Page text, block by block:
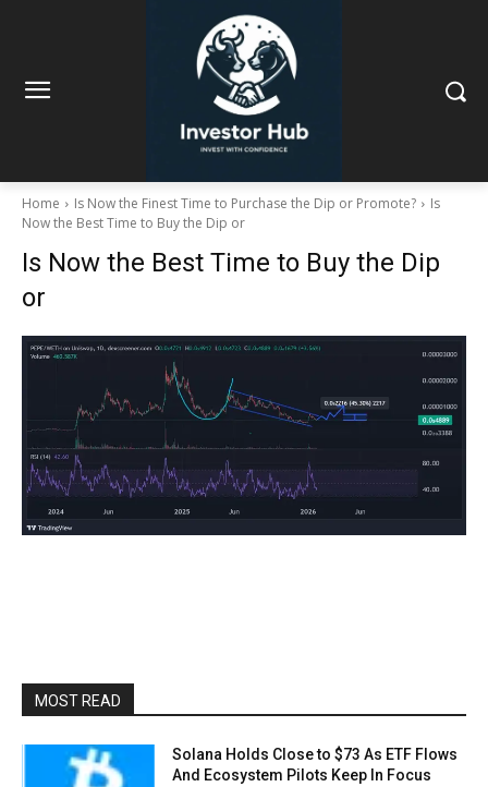
Home Is Now the Finest Time to Purchase the Dip or Promote?
Is
Now the Best Time to Buy the Dip or
Is Now the Best Time to Buy the Dip
or
MOST READ
Solana Holds Close to $73 As ETF Flows
And Ecosystem Pilots Keep In Focus